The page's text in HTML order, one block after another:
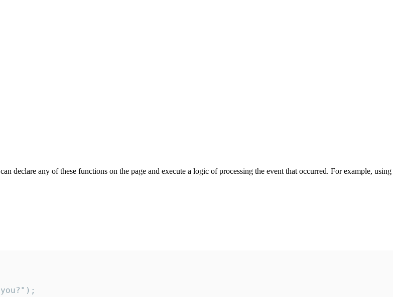
declare any of these functions on the page and execute a logic of processing the event that occurred. For example, using